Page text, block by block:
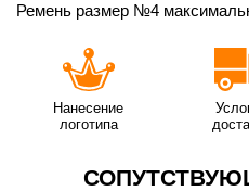
Ремень размер №4
Нанесение
логотипа